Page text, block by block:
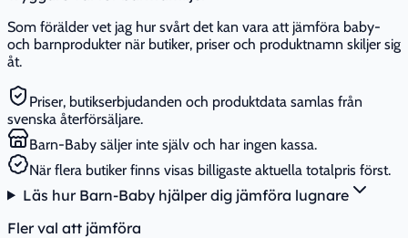
Som förälder vet jag hur svårt det kan vara att jämföra baby-
och barnprodukter när butiker, priser och produktnamn skiljer sig
åt.
Priser, butikserbjudanden och produktdata samlas från
svenska återförsäljare.
Barn-Baby säljer inte själv och har ingen kassa.
När flera butiker finns visas billigaste aktuella totalpris först.
Läs hur Barn-Baby hjälper dig jämföra lugnare
Fler val att jämföra